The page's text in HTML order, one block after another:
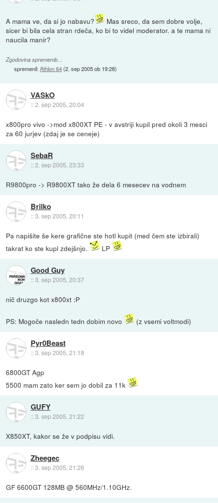
A mama ve, da si jo nabavu?
Mas sreco, da sem dobre volje,
sicer bi bila cela stran rdeča, ko bi to videl moderator. a te mama ni
naucila manir?
Zgodovina sprememb…
spremenil:Athlon 64(2. sep 2005 ob 19:28)
VASkO
::2. sep 2005, 20:04
x800pro vivo ->mod x800XT PE - v avstriji kupil pred okoli 3 mesci
za 60 jurjev (zdaj je se ceneje)
SebaR
::2. sep 2005, 23:33
R9800pro -> R9800XT tako že dela 6 mesecev na vodnem
Brilko
::3. sep 2005, 20:11
Pa napišite še kere grafične ste hotl kupit (med čem ste izbirali)
takrat ko ste kupl zdejšnjo.
LP
Good Guy
::3. sep 2005, 20:37
nič druzgo kot x800xt :P
PS: Mogoče nasledn tedn dobim novo (z vsemi voltmodi)
Pyr0Beast
::3. sep 2005, 21:18
6800GT Agp
5500 mam zato ker sem jo dobil za 11k
GUFY
::3. sep 2005, 21:22
X850XT, kakor se že v podpisu vidi.
Zheegec
::3. sep 2005, 21:26
GF 6600GT 128MB @ 560MHz/1.10GHz.